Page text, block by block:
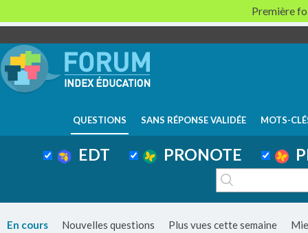
QUESTIONS SANS RÉPONSE VALIDÉE MOTS-
EDT PRONOTE
En cours Nouvelles questions Plus vues cette semaine
Première